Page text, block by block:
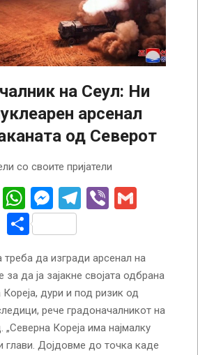
на Сеул: Ни
арсенал
од Северот
со своите пријатели
Twitter
WhatsApp
Messenger
Telegram
Viber
Share
треба да изгради арсенал на
за да ја зајакне својата одбрана
дури и под ризик од
рече градоначалникот на
„Северна Кореја има најмалку
глави. Дојдовме до точка каде